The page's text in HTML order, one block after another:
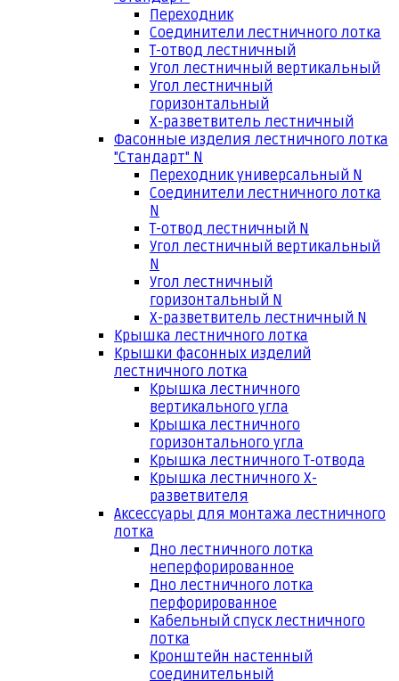
Переходник
Соединители лестничного лотка
Т-отвод лестничный
Угол лестничный вертикальный
Угол лестничный
горизонтальный
Х-разветвитель лестничный
Фасонные изделия лестничного лотка
"Стандарт" N
Переходник универсальный N
Соединители лестничного лотка
N
Т-отвод лестничный N
Угол лестничный вертикальный
N
Угол лестничный
горизонтальный N
Х-разветвитель лестничный N
Крышка лестничного лотка
Крышки фасонных изделий
лестничного лотка
Крышка лестничного
вертикального угла
Крышка лестничного
горизонтального угла
Крышка лестничного Т-отвода
Крышка лестничного Х-
разветвителя
Аксессуары для монтажа лестничного
лотка
Дно лестничного лотка
неперфорированное
Дно лестничного лотка
перфорированное
Кабельный спуск лестничного
лотка
Кронштейн настенный
соединительный